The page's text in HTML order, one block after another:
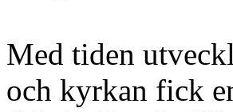
Med tiden
och kyrkan fick